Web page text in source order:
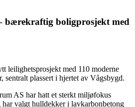
bærekraftig boligprosjekt med
leilighetsprosjekt med 110 moderne
sentralt plassert i hjertet av Vågsbygd.
AS har hatt et sterkt miljøfokus
har valgt hulldekker i lavkarbonbetong